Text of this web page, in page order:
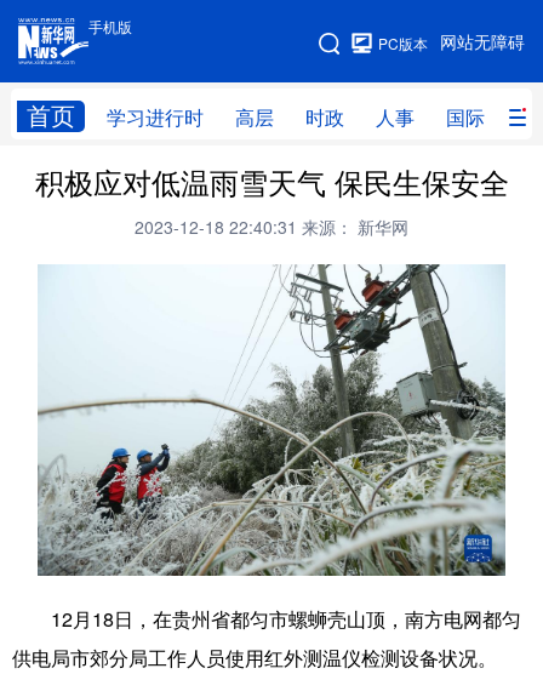
手机版
网站无障碍
PC版本
首页 学习进行时 高层 时政 人事 国际 财
手机版
网站地图
学习进行时 高层 时政 人事
财经 网评
全球连线
量子 体育
健康 军事
视频 图片 政务
法律 中央文件 金融 汽车
食品 人居 信息化 数字经济
积极应对低温雨雪天气 保民生保安全
2023-12-18 22:40:31 来源： 新华网
12月18日，在贵州省都匀市螺蛳壳山顶，南方电网都匀
供电局市郊分局工作人员使用红外测温仪检测设备状况。